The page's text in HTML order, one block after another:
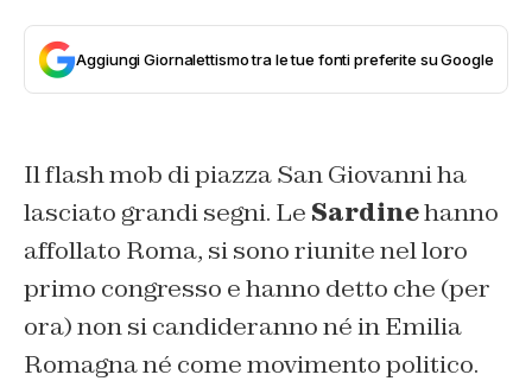
Aggiungi Giornalettismo tra le tue fonti preferite su Google
Il flash mob di piazza San Giovanni ha
lasciato grandi segni. Le Sardinehanno
affollato Roma, si sono riunite nel loro
primo congresso e hanno detto che (per
ora) non si candideranno né in Emilia
Romagna né come movimento politico.